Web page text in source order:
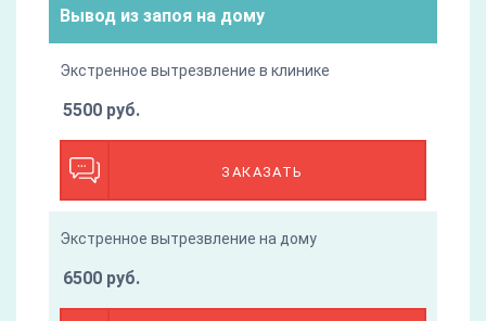
Вывод из запоя на дому
Экстренное вытрезвление в клинике
ЗАКАЗАТЬ
5500 руб.
Экстренное вытрезвление на дому
6500 руб.